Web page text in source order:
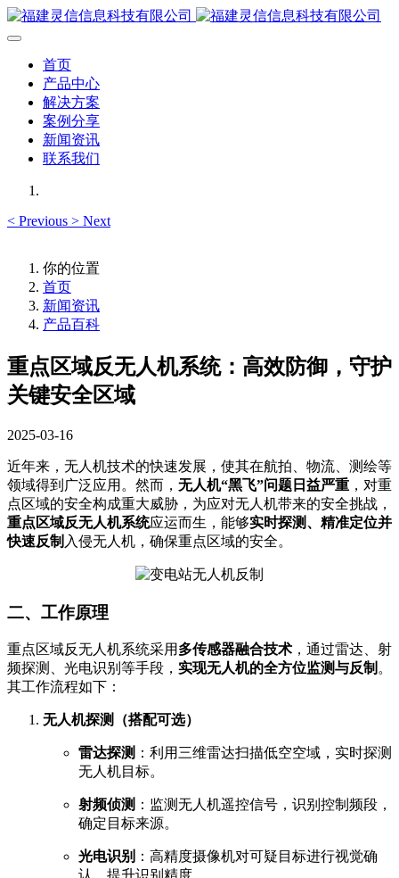
首页
产品中心
解决方案
案例分享
新闻资讯
联系我们
< Previous > Next
你的位置
首页
新闻资讯
产品百科
重点区域反无人机系统：高效防御，守护
关键安全区域
2025-03-16
近年来，无人机技术的快速发展，使其在航拍、物流、测绘等
领域得到广泛应用。然而， 无人机“黑飞”问题日益严重 ，对重
点区域的安全构成重大威胁，为应对无人机带来的安全挑战，
重点区域反无人机系统应运而生，能够实时探测、精准定位并
快速反制 入侵无人机，确保重点区域的安全。
二、工作原理
重点区域反无人机系统采用 多传感器融合技术 ，通过雷达、射
频探测、光电识别等手段， 实现无人机的全方位监测与反制 。
其工作流程如下：
无人机探测（搭配可选）
雷达探测 ：利用三维雷达扫描低空空域，实时探测
无人机目标。
射频侦测 ：监测无人机遥控信号，识别控制频段，
确定目标来源。
光电识别 ：高精度摄像机对可疑目标进行视觉确